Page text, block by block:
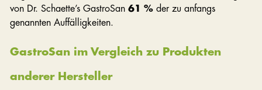
von Dr. Schaette’s GastroSan 61 %der zu anfangs
genannten Auffälligkeiten.
GastroSan im Vergleich zu Produkten
anderer Hersteller